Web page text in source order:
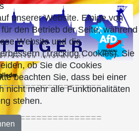
unserer Website. Einige von
den Betrieb der Seite, während
Website und die
(Tracking Cookies). Sie
ob Sie die Cookies
beachten Sie, dass bei einer
nicht mehr alle Funktionalitäten
stehen.